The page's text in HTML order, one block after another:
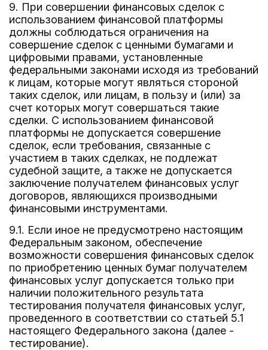
9. При совершении финансовых сделок с
использованием финансовой платформы
должны соблюдаться ограничения на
совершение сделок с ценными бумагами и
цифровыми правами, установленные
федеральными законами исходя из требований
к лицам, которые могут являться стороной
таких сделок, или лицам, в пользу и (или) за
счет которых могут совершаться такие
сделки. С использованием финансовой
платформы не допускается совершение
сделок, если требования, связанные с
участием в таких сделках, не подлежат
судебной защите, а также не допускается
заключение получателем финансовых услуг
договоров, являющихся производными
финансовыми инструментами.
9.1. Если иное не предусмотрено настоящим
Федеральным законом, обеспечение
возможности совершения финансовых сделок
по приобретению ценных бумаг получателем
финансовых услуг допускается только при
наличии положительного результата
тестирования получателя финансовых услуг,
проведенного в соответствии со статьей 5.1
настоящего Федерального закона (далее -
тестирование).